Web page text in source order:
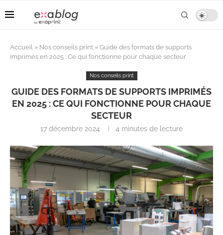
Accueil » Nos conseils print » Guide des formats de supports
imprimés en 2025 : Ce qui fonctionne pour chaque secteur
Nos conseils print
GUIDE DES FORMATS DE SUPPORTS IMPRIMÉS
EN 2025 : CE QUI FONCTIONNE POUR CHAQUE
SECTEUR
17 décembre 2024 4 minutes de lecture